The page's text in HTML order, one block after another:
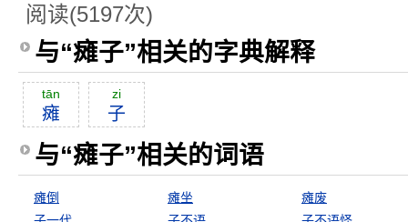
阅读(5197次)
与“瘫子”相关的字典解释
tān
瘫
zi
子
与“瘫子”相关的词语
瘫倒 瘫坐
瘫废